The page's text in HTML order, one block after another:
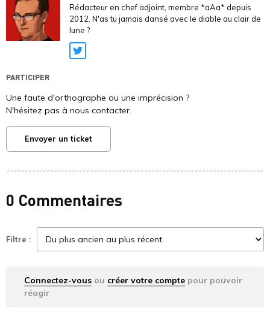
Rédacteur en chef adjoint, membre *aAa* depuis
2012. N'as tu jamais dansé avec le diable au clair de
lune ?
Twitter
PARTICIPER
Une faute d'orthographe ou une imprécision ?
N'hésitez pas à nous contacter.
Envoyer un ticket
0 Commentaires
Filtre :
Connectez-vous ou créer votre compte pour pouvoir
réagir